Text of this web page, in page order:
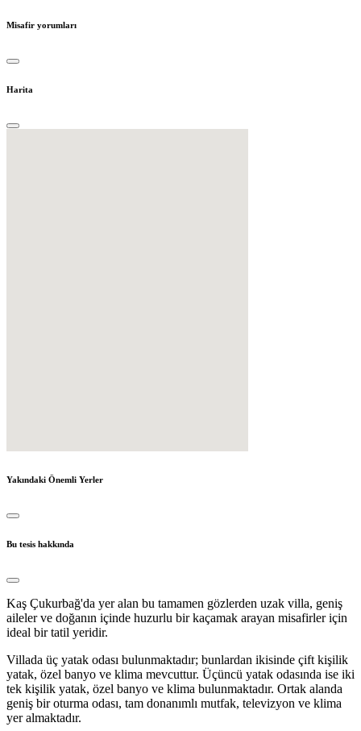
Misafir yorumları
Harita
Yakındaki Önemli Yerler
Bu tesis hakkında
Kaş Çukurbağ'da yer alan bu tamamen gözlerden uzak villa, geniş
aileler ve doğanın içinde huzurlu bir kaçamak arayan misafirler için
ideal bir tatil yeridir.
Villada üç yatak odası bulunmaktadır; bunlardan ikisinde çift kişilik
yatak, özel banyo ve klima mevcuttur. Üçüncü yatak odasında ise iki
tek kişilik yatak, özel banyo ve klima bulunmaktadır. Ortak alanda
geniş bir oturma odası, tam donanımlı mutfak, televizyon ve klima
yer almaktadır.